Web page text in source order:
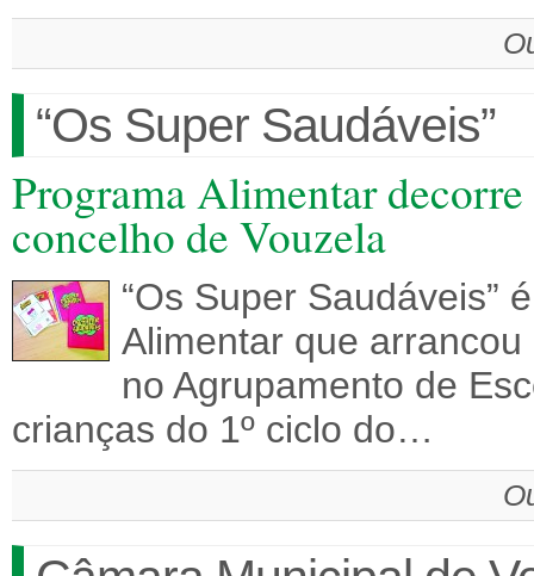
“Os Super Saudáveis”
Programa Alimentar
concelho de Vouzela
“Os Super Saudáveis”
Alimentar que
no Agrupamento de
crianças do 1º ciclo do…